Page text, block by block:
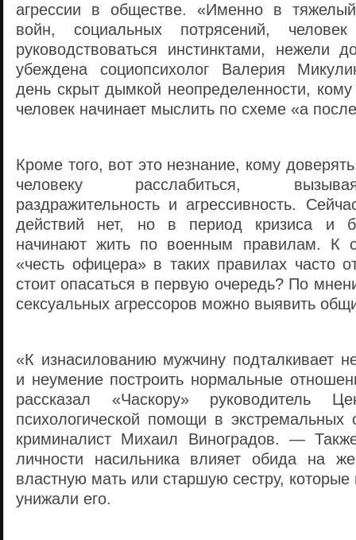
агрессии в обществе. «Именно в
войн, социальных потрясений,
руководствоваться инстинктами, нежели
убеждена социопсихолог Валерия
день скрыт дымкой неопределенности,
человек начинает мыслить по схеме «а
Кроме того, вот это незнание, кому
человеку расслабиться,
раздражительность и агрессивность.
действий нет, но в период кризиса и
начинают жить по военным правилам. К
«честь офицера» в таких правилах часто
стоит опасаться в первую очередь? По
сексуальных агрессоров можно выявить
«К изнасилованию мужчину подталкивает
и неумение построить нормальные
рассказал «Часкору» руководитель
психологической помощи в экстремальных
криминалист Михаил Виноградов. —
личности насильника влияет обида на
властную мать или старшую сестру,
унижали его.